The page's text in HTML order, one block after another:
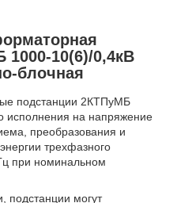
10(6)/0,4кВ
блочная
подстанции 2КТПуМБ
исполнения на напряжение
преобразования и
трехфазного
при номинальном
подстанции могут